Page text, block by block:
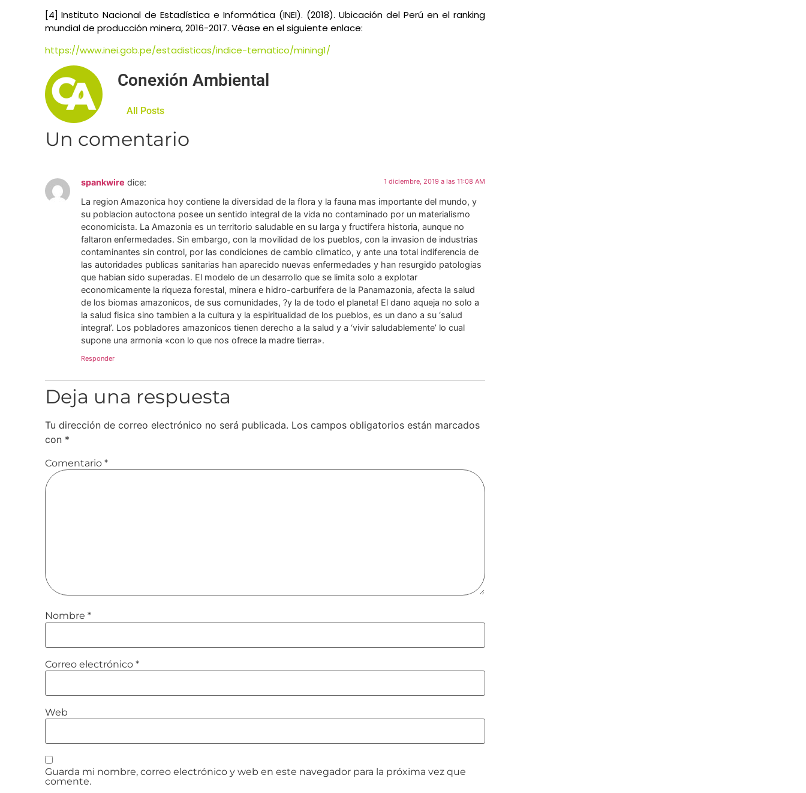
[4] Instituto Nacional de Estadística e Informática (INEI). (2018). Ubicación del Perú en el ranking
mundial de producción minera, 2016-2017. Véase en el siguiente enlace:
https://www.inei.gob.pe/estadisticas/indice-tematico/mining1/
Conexión Ambiental
All Posts
Un comentario
spankwire dice: 1 diciembre, 2019 a las 11:08 AM
La region Amazonica hoy contiene la diversidad de la flora y la fauna mas importante del mundo, y
su poblacion autoctona posee un sentido integral de la vida no contaminado por un materialismo
economicista. La Amazonia es un territorio saludable en su larga y fructifera historia, aunque no
faltaron enfermedades. Sin embargo, con la movilidad de los pueblos, con la invasion de industrias
contaminantes sin control, por las condiciones de cambio climatico, y ante una total indiferencia de
las autoridades publicas sanitarias han aparecido nuevas enfermedades y han resurgido patologias
que habian sido superadas. El modelo de un desarrollo que se limita solo a explotar
economicamente la riqueza forestal, minera e hidro-carburifera de la Panamazonia, afecta la salud
de los biomas amazonicos, de sus comunidades, ?y la de todo el planeta! El dano aqueja no solo a
la salud fisica sino tambien a la cultura y la espiritualidad de los pueblos, es un dano a su ‘salud
integral’. Los pobladores amazonicos tienen derecho a la salud y a ‘vivir saludablemente’ lo cual
supone una armonia «con lo que nos ofrece la madre tierra».
Responder
Deja una respuesta
Tu dirección de correo electrónico no será publicada. Los campos obligatorios están marcados
con *
Comentario *
Nombre *
Correo electrónico *
Web
Guarda mi nombre, correo electrónico y web en este navegador para la próxima vez que
comente.